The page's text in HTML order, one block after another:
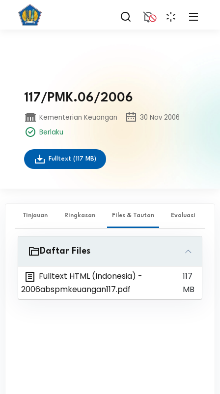
117/PMK.06/2006
Kementerian Keuangan
30 Nov 2006
Berlaku
Fulltext (117 MB)
Tinjauan Ringkasan Files & Tautan Evaluasi
Daftar Files
Fulltext HTML (Indonesia) -
2006abspmkeuangan117.pdf
117
MB